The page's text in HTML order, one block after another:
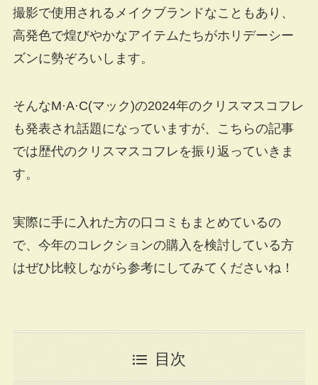
撮影で使用されるメイクブランドなこともあり、
高発色で煌びやかなアイテムたちがホリデーシー
ズンに勢ぞろいします。
そんなM·A·C(マック)の2024年のクリスマスコフレ
も発表され話題になっていますが、こちらの記事
では歴代のクリスマスコフレを振り返っていきま
す。
実際に手に入れた方の口コミもまとめているの
で、今年のコレクションの購入を検討している方
はぜひ比較しながら参考にしてみてくださいね！
目次